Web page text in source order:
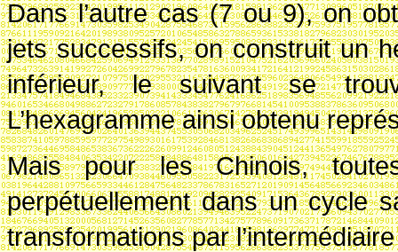
Dans l’autre cas (7 ou 9), on
jets successifs, on construit un
inférieur, le suivant se
L’hexagramme ainsi obtenu
Mais pour les Chinois,
perpétuellement dans un cycle
transformations par